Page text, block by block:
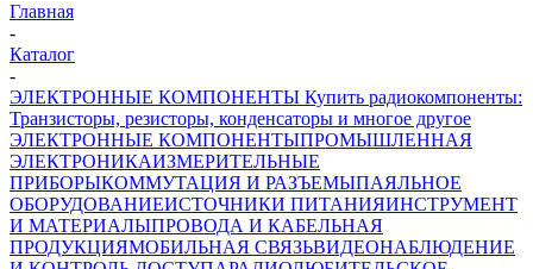
Главная
-
Каталог
-
ЭЛЕКТРОННЫЕ КОМПОНЕНТЫ Купить радиокомпоненты:
Транзисторы, резисторы, конденсаторы и многое другое
ЭЛЕКТРОННЫЕ КОМПОНЕНТЫПРОМЫШЛЕННАЯ
ЭЛЕКТРОНИКАИЗМЕРИТЕЛЬНЫЕ
ПРИБОРЫКОММУТАЦИЯ И РАЗЪЕМЫПАЯЛЬНОЕ
ОБОРУДОВАНИЕИСТОЧНИКИ ПИТАНИЯИНСТРУМЕНТ
И МАТЕРИАЛЫПРОВОДА И КАБЕЛЬНАЯ
ПРОДУКЦИЯМОБИЛЬНАЯ СВЯЗЬВИДЕОНАБЛЮДЕНИЕ